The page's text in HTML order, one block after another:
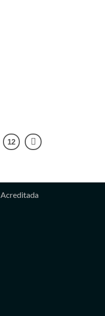
12
Acreditada